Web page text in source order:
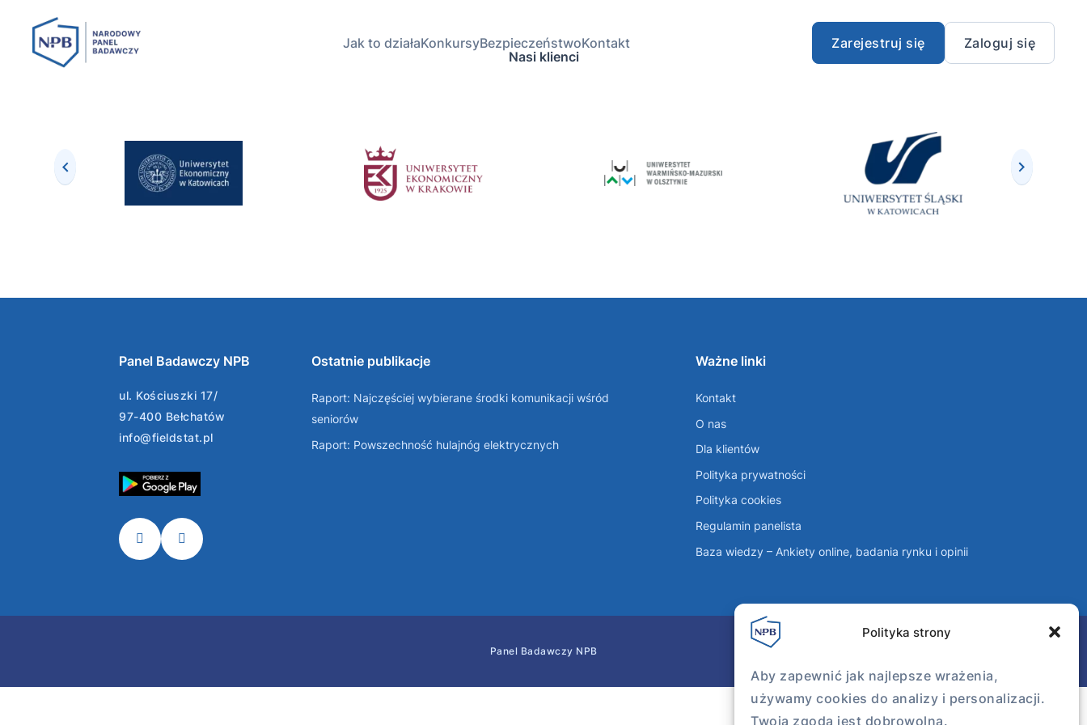
Polityka strony
Aby zapewnić jak najlepsze wrażenia,
używamy cookies do analizy i personalizacji.
Twoja zgoda jest dobrowolna.
Jak to działaKonkursyBezpieczeństwoKontakt Zarejestruj się
Zaloguj się
Nasi klienci
Panel Badawczy NPB
ul. Kościuszki 17/
97-400 Bełchatów
info@fieldstat.pl
Ostatnie publikacje
Raport: Najczęściej wybierane środki komunikacji wśród
seniorów
Raport: Powszechność hulajnóg elektrycznych
Ważne linki
Kontakt
O nas
Dla klientów
Polityka prywatności
Polityka cookies
Regulamin panelista
Baza wiedzy – Ankiety online, badania rynku i opinii
Panel Badawczy NPB